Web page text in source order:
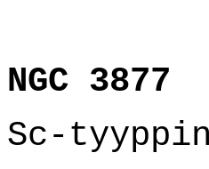
NGC 3877
Sc-